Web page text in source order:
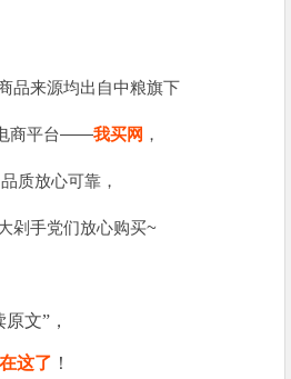
品来源均出自中粮旗下
商平台——我买网 ，
品质放心可靠，
剁手党们放心购买~
文”，
这了 ！